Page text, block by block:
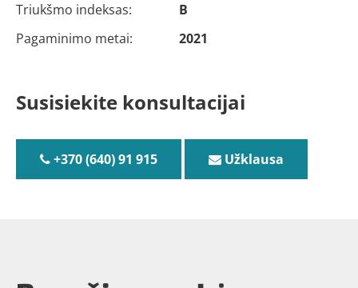
Triukšmo indeksas:
B
Pagaminimo metai:
2021
Susisiekite konsultacijai
+370 (640) 91 915 Užklausa